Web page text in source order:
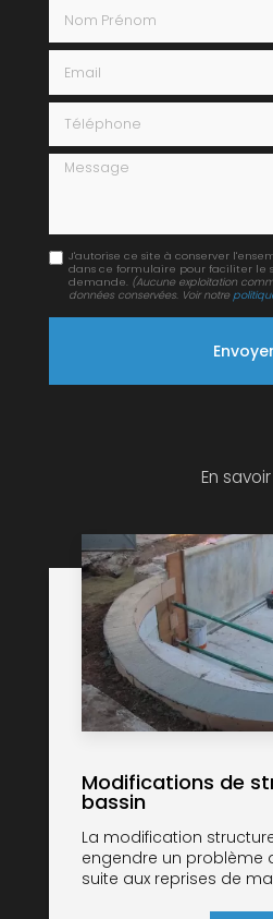
Message
J'autorise ce site à conserver
dans ce formulaire pour faciliter
demande. (Aucune exploitation
données conservées. Voir notre
En
Modifications de
bassin
La modification
engendre un problème
suite aux reprises de